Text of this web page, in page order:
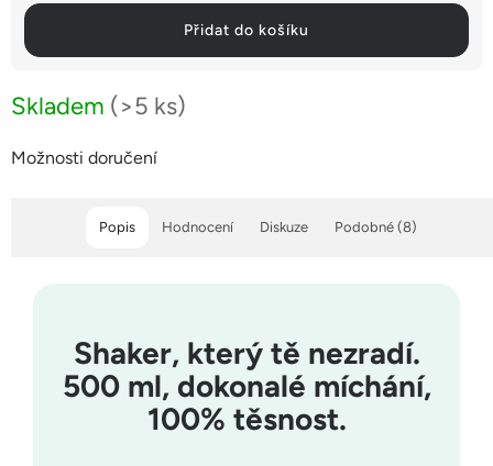
Skladem (>5 ks)
Možnosti doručení
Přidat do košíku
Popis Podobné (8)
Hodnocení Diskuze
Shaker, který tě nezradí.
500 ml, dokonalé míchání,
100% těsnost.